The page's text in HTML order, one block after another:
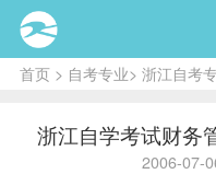
首页> 自考专业> 浙江自考
浙江自学考试财务
2006-07-